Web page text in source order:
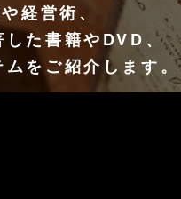
経営術、
した書籍やDVD、
をご紹介します。